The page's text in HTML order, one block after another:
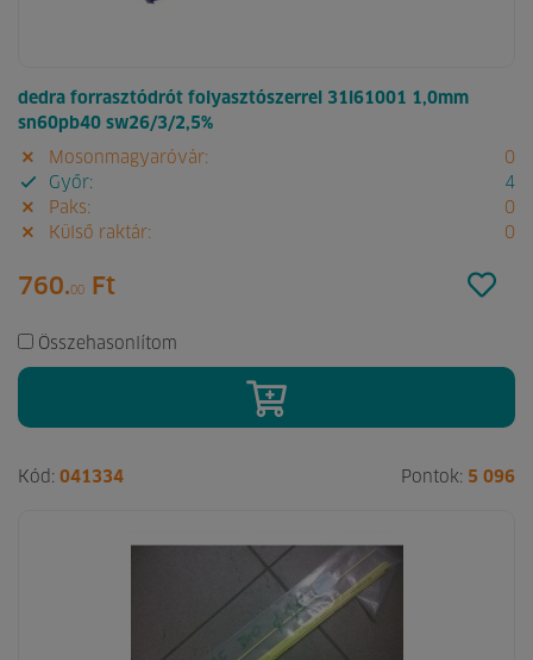
dedra forrasztódrót folyasztószerrel 31l61001 1,0mm
sn60pb40 sw26/3/2,5%
Mosonmagyaróvár:
0
Győr:
4
Paks:
0
Külső raktár:
0
760.00 Ft
Összehasonlítom
Kód: 041334 Pontok: 5 096